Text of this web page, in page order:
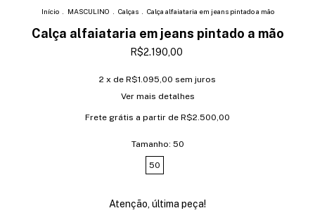
Início MASCULINO Calças Calça alfaiataria em jeans pintado a mão
Calça alfaiataria em jeans pintado a mão
R$2.190,00
2 x de R$1.095,00 sem juros
Ver mais detalhes
Frete grátis a partir de R$2.500,00
Tamanho: 50
50
Atenção, última peça!